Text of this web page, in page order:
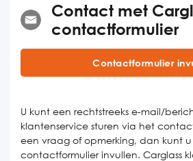
Contact met
contactformulier
Contactformulier
U kunt een rechtstreeks e-mail/
klantenservice sturen via het
een vraag of opmerking, dan kunt
contactformulier invullen. Carglass